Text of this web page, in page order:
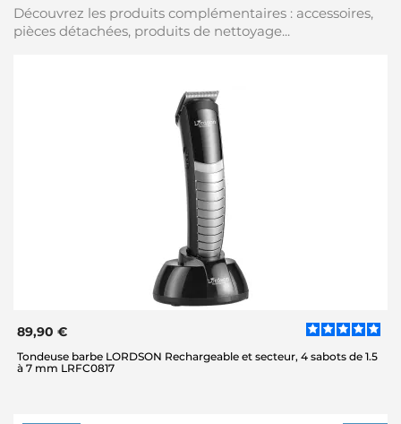
Découvrez les produits complémentaires : accessoires,
pièces détachées, produits de nettoyage...
89,90 €
Tondeuse barbe LORDSON Rechargeable et secteur, 4 sabots de 1.5
à 7 mm LRFC0817